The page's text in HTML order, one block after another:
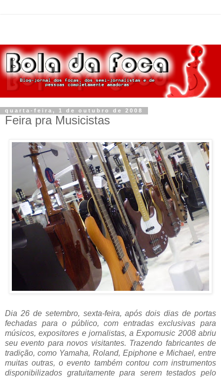
quarta-feira, 1 de outubro de 2008
Feira pra Musicistas
Dia 26 de setembro, sexta-feira, após dois dias de portas
fechadas para o público, com entradas exclusivas para
músicos, expositores e jornalistas, a Expomusic 2008 abriu
seu evento para novos visitantes. Trazendo fabricantes de
tradição, como Yamaha, Roland, Epiphone e Michael, entre
muitas outras, o evento também contou com instrumentos
disponibilizados gratuitamente para serem testados pelo